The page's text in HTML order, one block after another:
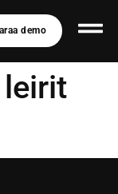
demo
leirit